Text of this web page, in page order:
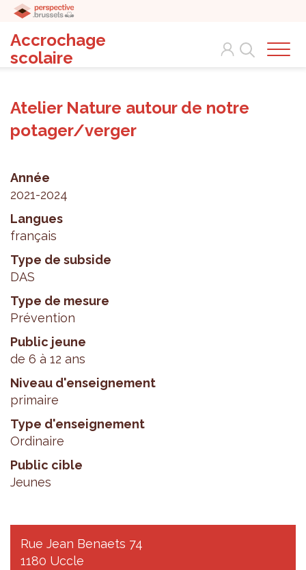
Accrochage
scolaire
Search
Atelier Nature autour de notre
potager/verger
Année
2021-2024
Langues
français
Type de subside
DAS
Type de mesure
Prévention
Public jeune
de 6 à 12 ans
Niveau d'enseignement
primaire
Type d'enseignement
Ordinaire
Public cible
Jeunes
Rue Jean Benaets 74
1180 Uccle